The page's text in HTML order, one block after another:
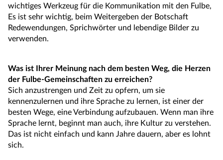
wichtiges Werkzeug für die Kommunikation mit den Fulbe,
Es ist sehr wichtig, beim Weitergeben der Botschaft
Redewendungen, Sprichwörter und lebendige Bilder zu
verwenden.
Was ist Ihrer Meinung nach dem besten Weg, die Herzen
der Fulbe-Gemeinschaften zu erreichen?
Sich anzustrengen und Zeit zu opfern, um sie
kennenzulernen und ihre Sprache zu lernen, ist einer der
besten Wege, eine Verbindung aufzubauen. Wenn man ihre
Sprache lernt, beginnt man auch, ihre Kultur zu verstehen.
Das ist nicht einfach und kann Jahre dauern, aber es lohnt
sich.